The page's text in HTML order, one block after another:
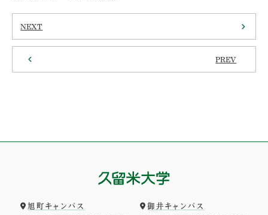
NEXT
PREV
旭町キャンパス
御井キャンパス